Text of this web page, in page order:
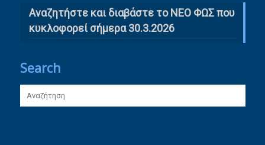
Αναζητήστε και διαβάστε το ΝΕΟ ΦΩΣ που
κυκλοφορεί σήμερα 30.3.2026
Search